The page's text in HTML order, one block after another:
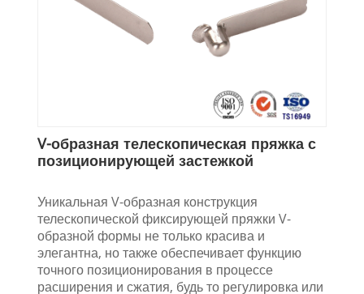
V-образная телескопическая пряжка с
позиционирующей застежкой
Уникальная V-образная конструкция
телескопической фиксирующей пряжки V-
образной формы не только красива и
элегантна, но также обеспечивает функцию
точного позиционирования в процессе
расширения и сжатия, будь то регулировка или